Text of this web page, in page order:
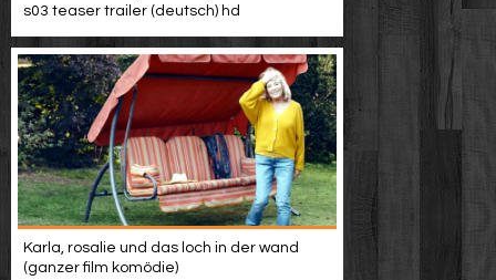
s03 teaser trailer (deutsch) hd
Karla, rosalie und das loch in der wand
(ganzer film komödie)